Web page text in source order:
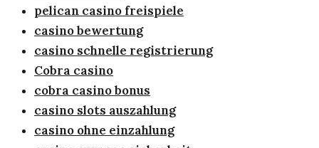
pelican casino freispiele
casino bewertung
casino schnelle registrierung
Cobra casino
cobra casino bonus
casino slots auszahlung
casino ohne einzahlung